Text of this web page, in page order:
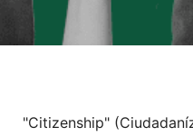
"Citizenship"